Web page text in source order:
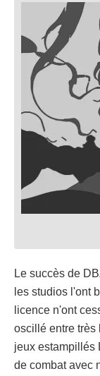
Le succès de
les studios l'ont
licence n'ont
oscillé entre très
jeux estampillés
de combat avec